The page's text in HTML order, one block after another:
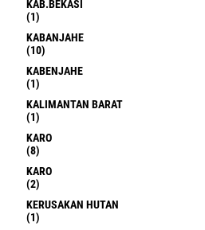
KAB.BEKASI
(1)
KABANJAHE
(10)
KABENJAHE
(1)
KALIMANTAN BARAT
(1)
KARO
(8)
KARO
(2)
KERUSAKAN HUTAN
(1)